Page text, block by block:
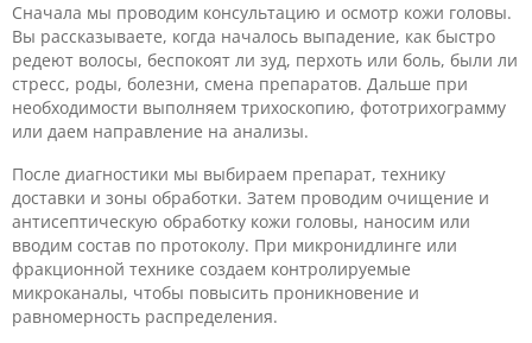
Сначала мы проводим консультацию и осмотр кожи головы.
Вы рассказываете, когда началось выпадение, как быстро
редеют волосы, беспокоят ли зуд, перхоть или боль, были ли
стресс, роды, болезни, смена препаратов. Дальше при
необходимости выполняем трихоскопию, фототрихограмму
или даем направление на анализы.
После диагностики мы выбираем препарат, технику
доставки и зоны обработки. Затем проводим очищение и
антисептическую обработку кожи головы, наносим или
вводим состав по протоколу. При микронидлинге или
фракционной технике создаем контролируемые
микроканалы, чтобы повысить проникновение и
равномерность распределения.